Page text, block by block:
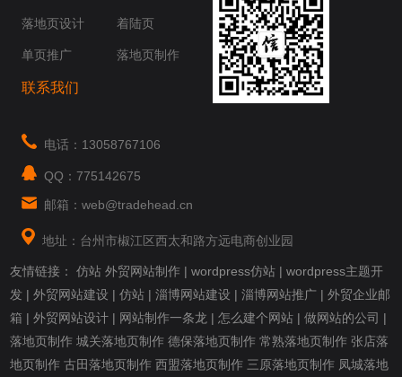
落地页设计
单页推广
着陆页
落地页制作
联系我们
电话：13058767106
QQ：775142675
邮箱：web@tradehead.cn
地址：台州市椒江区西太和路方远电商创业园
友情链接：仿站 外贸网站制作 |wordpress仿站 |wordpress主题开
发 |外贸网站建设 |仿站 |淄博网站建设 |淄博网站推广 |外贸企业邮
箱 |外贸网站设计 | 网站制作一条龙 |怎么建个网站 |做网站的公司 |
落地页制作 城关落地页制作 德保落地页制作 常熟落地页制作 张店落
地页制作 古田落地页制作 西盟落地页制作 三原落地页制作 凤城落地